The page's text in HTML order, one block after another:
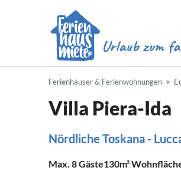
Ferienhäuser & Ferienwohnungen
Villa Piera-Ida
Nördliche Toskana -
Max. 8Gäste130m²